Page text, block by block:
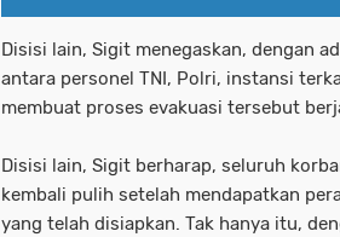
Disisi lain, Sigit menegaskan, dengan
antara personel TNI, Polri, instansi
membuat proses evakuasi tersebut
Disisi lain, Sigit berharap, seluruh
kembali pulih setelah mendapatkan
yang telah disiapkan. Tak hanya itu,